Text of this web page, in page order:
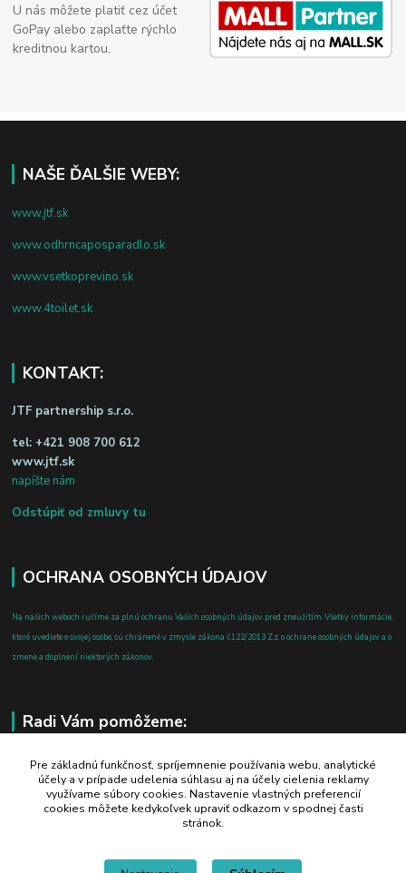
U nás môžete platiť cez účet
GoPay alebo zaplaťte rýchlo
kreditnou kartou.
NAŠE ĎALŠIE WEBY:
www.jtf.sk
www.odhrncaposparadlo.sk
www.vsetkoprevino.sk
www.4toilet.sk
KONTAKT:
JTF partnership s.r.o.
tel: +421 908 700 612
www.jtf.sk
napíšte nám
Odstúpiť od zmluvy tu
OCHRANA OSOBNÝCH ÚDAJOV
Na našich weboch ručíme za plnú ochranu Vašich osobných údajov pred zneužitím. Všetky informácie,
ktoré uvediete o svojej osobe, sú chránené v zmysle zákona č.122/2013 Z.z. o ochrane osobných údajov a o
zmene a doplnení niektorých zákonov.
Radi Vám pomôžeme:
+421 908 700 612
po-pia: 8.00 - 16.00
business@jtf.sk
Pre základnú funkčnosť, spríjemnenie používania webu, analytické
účely a v prípade udelenia súhlasu aj na účely cielenia reklamy
využívame súbory cookies. Nastavenie vlastných preferencií
cookies môžete kedykoľvek upraviť odkazom v spodnej časti
stránok.